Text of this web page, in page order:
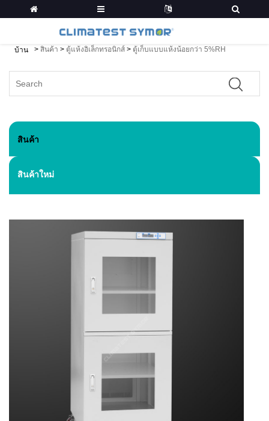
บ้าน > สินค้า > ตู้แห้งอิเล็กทรอนิกส์ > ตู้เก็บแบบแห้งน้อยกว่า 5%RH
สินค้า
สินค้าใหม่